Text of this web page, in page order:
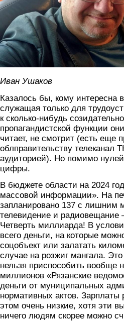
Иван Ушаков
Казалось бы, кому интересна
служащая только для
к сколько-нибудь
пропагандистской функции
читает, не смотрит (есть еще
облправительству телеканал
аудиторией). Но помимо
цифры.
В бюджете области на 2024
массовой информации». На
запланировано 137 с лишним
телевидение и
Четверть миллиарда! В
всего деньги, на которые
соцобъект или залатать
случае на розжиг мангала.
нельзя приспособить вообще
миллионов «Рязанские
деньги от муниципальных
нормативных актов. Зарплаты
этом очень низкие, хотя эти
ничего людям скорее можно